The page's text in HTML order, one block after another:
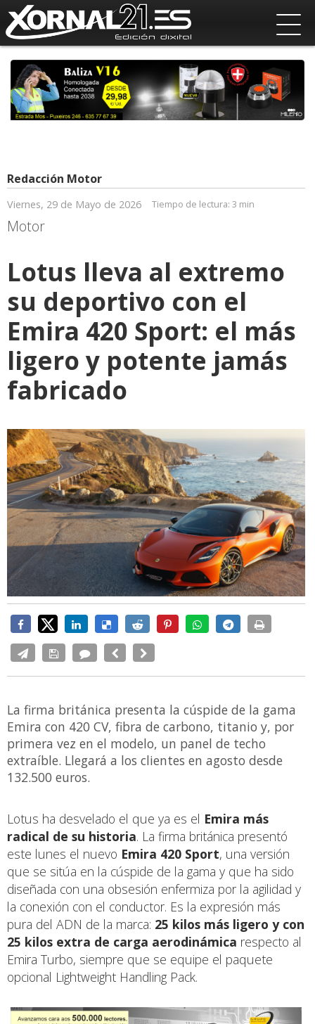
Redacción Motor
Viernes, 29 de Mayo de 2026 Tiempo de lectura: 3 min
Motor
Lotus lleva al extremo
su deportivo con el
Emira 420 Sport: el más
ligero y potente jamás
fabricado
La firma británica presenta la cúspide de la gama
Emira con 420 CV, fibra de carbono, titanio y, por
primera vez en el modelo, un panel de techo
extraíble. Llegará a los clientes en agosto desde
132.500 euros.
Lotus ha desvelado el que ya es el Emira más
radical de su historia. La firma británica presentó
este lunes el nuevo Emira 420 Sport, una versión
que se sitúa en la cúspide de la gama y que ha sido
diseñada con una obsesión enfermiza por la agilidad y
la conexión con el conductor. Es la expresión más
pura del ADN de la marca: 25 kilos más ligero y con
25 kilos extra de carga aerodinámica respecto al
Emira Turbo, siempre que se equipe el paquete
opcional Lightweight Handling Pack.